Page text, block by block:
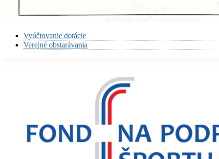
Vyúčtovanie dotácie
Verejné obstarávania